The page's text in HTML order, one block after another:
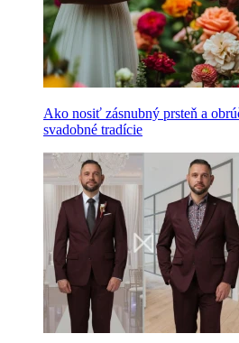
Ako nosiť zásnubný prsteň a
svadobné tradície